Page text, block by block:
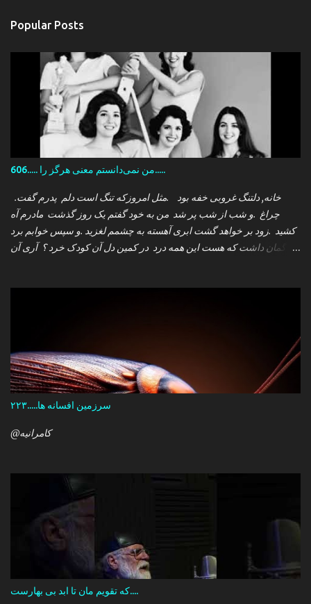
Popular Posts
606..... من نمی‌دانستم معنی هرگز را.....
.خانه, دلتنگ غروبی خفه بود .مثل امروزکه تنگ است دلم پدرم گفت
چراغ .و شب از شب پر شد من به خود گفتم یک روز گذشت مادرم آه
کشید .زود بر خواهد گشت ابری آهسته به چشمم لغزید .و سپس خوابم برد
که گمان داشت که هست این همه درد در کمین دل آن کودک خرد ؟ آری آن
سرزمین افسانه ها.....۲۲۳
@کامرانیه
که تقویم مان تا ابد بی بهارست....